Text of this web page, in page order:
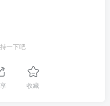
一下吧
收藏